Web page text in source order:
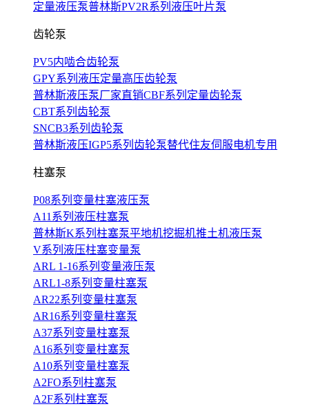
定量液压泵普林斯PV2R系列液压叶片泵
齿轮泵
PV5内啮合齿轮泵
GPY系列液压定量高压齿轮泵
普林斯液压泵厂家直销CBF系列定量齿轮泵
CBT系列齿轮泵
SNCB3系列齿轮泵
普林斯液压IGP5系列齿轮泵替代住友伺服电机专用
柱塞泵
P08系列变量柱塞液压泵
A11系列液压柱塞泵
普林斯K系列柱塞泵平地机挖掘机推土机液压泵
V系列液压柱塞变量泵
ARL 1-16系列变量液压泵
ARL1-8系列变量柱塞泵
AR22系列变量柱塞泵
AR16系列变量柱塞泵
A37系列变量柱塞泵
A16系列变量柱塞泵
A10系列变量柱塞泵
A2FO系列柱塞泵
A2F系列柱塞泵